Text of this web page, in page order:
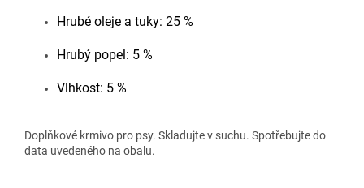
Hrubé oleje a tuky: 25 %
Hrubý popel: 5 %
Vlhkost: 5 %
Doplňkové krmivo pro psy. Skladujte v suchu. Spotřebujte do
data uvedeného na obalu.